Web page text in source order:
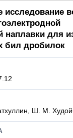
исследование
наплавки для
бил дробилок
Ш. М.